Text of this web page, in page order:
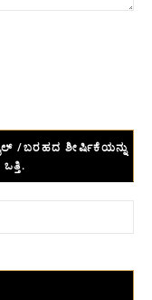
/ಬರಹದ ಶೀರ್ಷಿಕೆಯನ್ನು